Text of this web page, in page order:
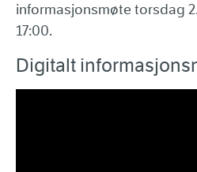
informasjonsmøte torsdag
17:00.
Digitalt